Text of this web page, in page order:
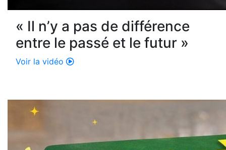
« Il n’y a pas de différence
entre le passé et le futur »
Voir la vidéo